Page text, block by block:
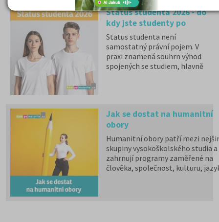
Status studenta 2026 - do
kdy jste studenty po
maturitě?
Status studenta není
samostatný právní pojem. V
praxi znamená souhrn výhod
spojených se studiem, hlavně
Jak se dostat na humanitní
obory
Humanitní obory patří mezi
skupiny vysokoškolského studia a
zahrnují programy zaměřené na
člověka, společnost, kulturu,